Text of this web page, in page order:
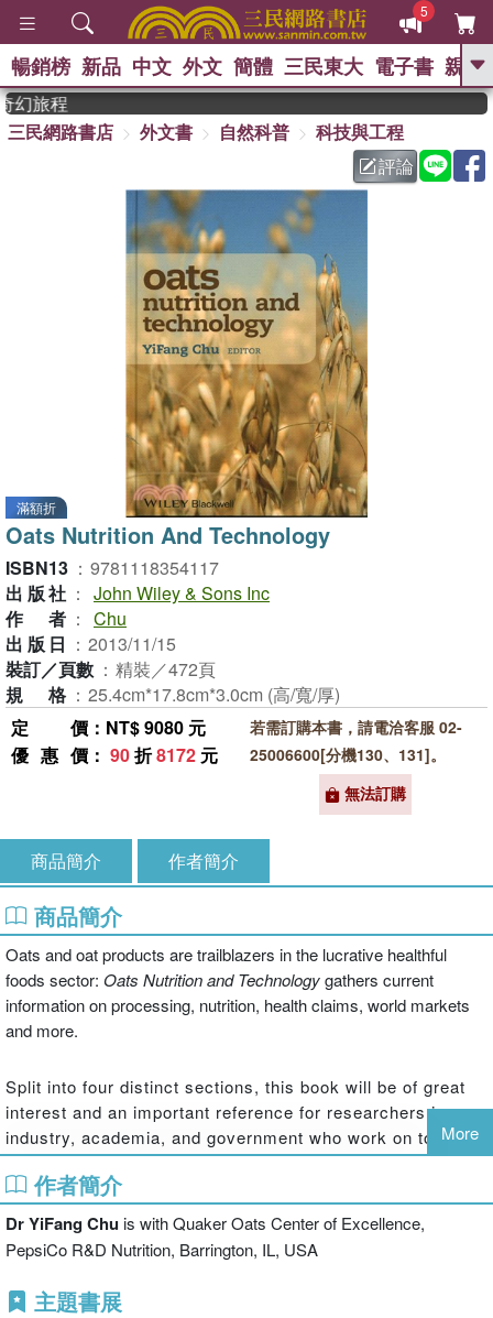
5
GO
熱搜： 東野圭吾 、 高希均教授回憶錄
父親節 、 如果歷
暑期推薦 、 國際布克
獎 臺灣漫遊錄 、
登輝時代 、 數學女孩：黎曼猜想
偉大的迷走神經
暢銷榜 新品 中文 外文 簡體 三民東大 電子書 親子
旅程
三民網路書店
外文書 自然科普
科技與工程
評論
滿額折
Oats Nutrition And Technology
ISBN13 ： 9781118354117
出版社 ： John Wiley & Sons Inc
作者 ： Chu
出版日 ： 2013/11/15
裝訂／頁數 ： 精裝／472頁
規格 ： 25.4cm*17.8cm*3.0cm (高/寬/厚)
定價 ：NT$ 9080 元
優惠價 ： 90折8172 元
若需訂購本書，請電洽客服 02-
25006600[分機130、131]。
無法訂購
商品簡介 作者簡介
商品簡介
Oats and oat products are trailblazers in the lucrative healthful
foods sector: Oats Nutrition and Technologygathers current
information on processing, nutrition, health claims, world markets
and more.
Split into four distinct sections, this book will be of great
interest and an important reference for researchers in
industry, academia, and government who work on topics
related to whole grain, public health, and diet.
More
作者簡介
Dr YiFang Chuis with Quaker Oats Center of Excellence,
PepsiCo R&D Nutrition, Barrington, IL, USA
主題書展